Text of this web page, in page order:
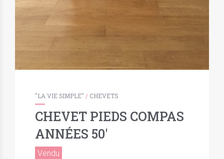
"LA VIE SIMPLE" / CHEVETS
CHEVET PIEDS COMPAS
ANNÉES 50′
Vendu